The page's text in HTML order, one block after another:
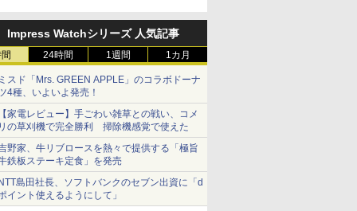
Impress Watchシリーズ 人気記事
24時間 1週間 1カ月
スド「Mrs. GREEN APPLE」のコラボドーナ
4種、いよいよ発売！
家電レビュー】手ごわい雑草との戦い、コメ
の草刈機で完全勝利 掃除機感覚で使えた
野家、牛リブロースを熱々で提供する「極旨
鉄板ステーキ定食」を発売
島田社長、ソフトバンクのセブン出資に「d
イント使えるようにして」